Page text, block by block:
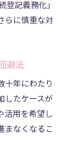
登記義務化」
らに慎重な対
避法
十年にわたり
したケースが
活用を希望し
まなくなるこ